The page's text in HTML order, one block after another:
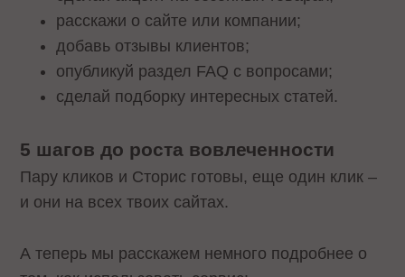
расскажи о сайте или компании;
добавь отзывы клиентов;
опубликуй раздел FAQ с вопросами;
сделай подборку интересных статей.
5 шагов до роста вовлеченности
Пару кликов и Сторис готовы, еще один клик –
и они на всех твоих сайтах.
А теперь мы расскажем немного подробнее о